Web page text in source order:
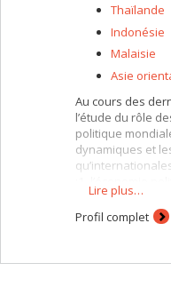
Thaïlande
Indonésie
Malaisie
Asie
Au cours des
l’étude du rôle
politique
dynamiques et
sein des pays
coopération
internationales
Lire plus…
Profil complet